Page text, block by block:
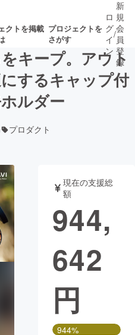
クトを掲載 プロジェクトを
さがす
ロ募集終了が近いプ
ット
書籍・雑誌
チャレンジ
化
CAMPFIRE Creation
ロ
グ
イ
ン
/
新
規
会
員
登
録
キープ。アウト
するキャップ付
ルダー
プロダクト
現在の支援総
額
944,
642
円
944%